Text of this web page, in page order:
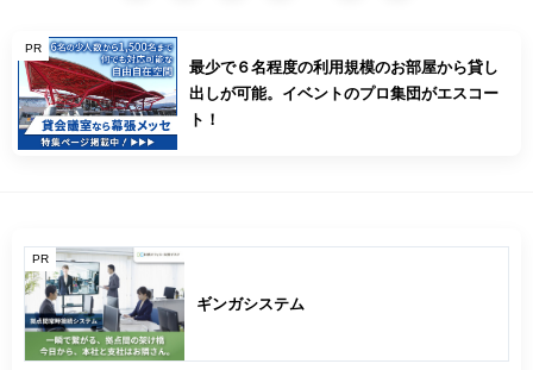
PR
最少で６名程度の利用規模のお部屋から貸し
出しが可能。イベントのプロ集団がエスコー
ト！
PR
ギンガシステム